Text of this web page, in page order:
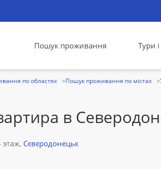
Пошук проживання Тури
по областях Пошук проживання по містах
в
этаж, Сєвєродонецьк